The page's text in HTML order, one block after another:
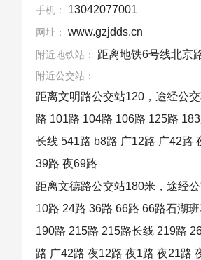
手机： 13042077001
网址： www.gzjdds.cn
附近地铁站： 距离地铁6号线北京
附近公交站：
距离文明路公交站120，途经公
路 101路 104路 106路 125路
长线 541路 b8路 广12路 广42路
39路 夜69路
距离文德路公交站180米，途经
10路 24路 36路 66路 66路石湖
190路 215路 215路长线 219路
路 广42路 夜12路 夜1路 夜21路